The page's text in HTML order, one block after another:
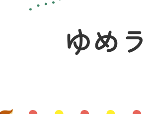
ゆめ